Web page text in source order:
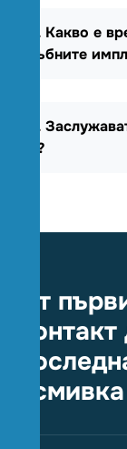
4. Какво е
зъбните
5.
6?
От
усмивка